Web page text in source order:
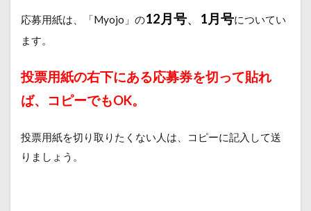
応募用紙は、「Myojo」の12月号、 1月号についてい
ます。
投票用紙の右下にある応募券を切って貼れ
ば、 コピーでもOK。
投票用紙を切り取りたくない人は、
コピーに記入して送
りましょう。